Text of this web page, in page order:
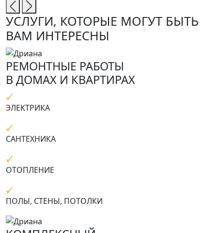
УСЛУГИ, КОТОРЫЕ МОГУТ БЫТЬ
ВАМ ИНТЕРЕСНЫ
РЕМОНТНЫЕ РАБОТЫ
В ДОМАХ И КВАРТИРАХ
ЭЛЕКТРИКА
САНТЕХНИКА
ОТОПЛЕНИЕ
ПОЛЫ, СТЕНЫ, ПОТОЛКИ